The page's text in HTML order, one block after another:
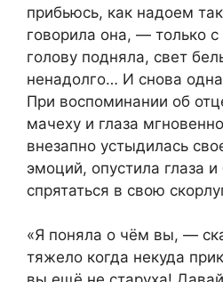
прибьюсь, как надоем
говорила она, — только
голову подняла, свет
ненадолго… И снова
При воспоминании об
мачеху и глаза
внезапно устыдилась
эмоций, опустила глаза
спрятаться в свою
«Я поняла о чём вы, —
тяжело когда некуда